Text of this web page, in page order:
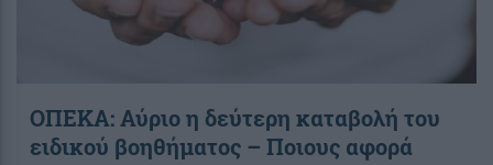
ΟΠΕΚΑ: Αύριο η δεύτερη καταβολή του
ειδικού βοηθήματος – Ποιους αφορά